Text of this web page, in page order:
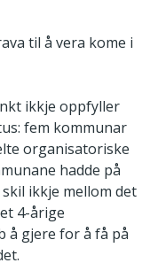
til å vera kome i
ikkje oppfyller
fem kommunar
organisatoriske
hadde på
ikkje mellom det
4-årige
å gjere for å få på